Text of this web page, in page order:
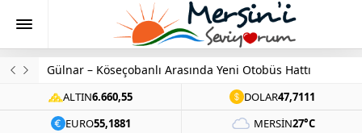
Gülnar – Köseçobanlı Arasında Yeni Otobüs Hattı
ALTIN6.660,55 DOLAR47,7111
EURO55,1881 MERSIN27°C